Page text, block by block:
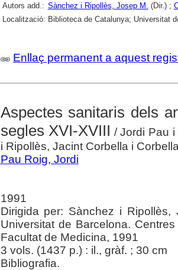
Autors add.: Sànchez i Ripollès, Josep M. (Dir.) ;
Localització: Biblioteca de Catalunya; Universitat
Enllaç permanent a aquest
Aspectes sanitaris dels
segles XVI-XVIII / Jordi Pau
i Ripollès, Jacint Corbella i
Pau Roig, Jordi
1991
Dirigida per: Sànchez i
Universitat de Barcelona.
Facultat de Medicina, 1991
3 vols. (1437 p.) : il., gràf. ; 30 cm
Bibliografia.